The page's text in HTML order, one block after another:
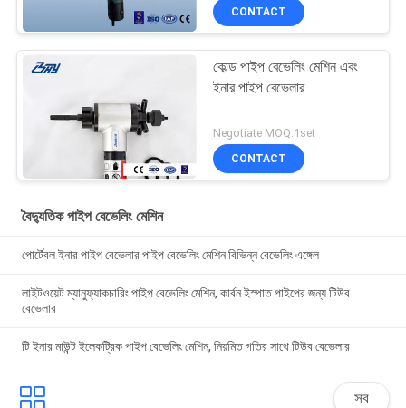
CONTACT
কোল্ড পাইপ বেভেলিং মেশিন এবং
ইনার পাইপ বেভেলার
Negotiate MOQ:1set
CONTACT
বৈদ্যুতিক পাইপ বেভেলিং মেশিন
পোর্টেবল ইনার পাইপ বেভেলার পাইপ বেভেলিং মেশিন বিভিন্ন বেভেলিং এঙ্গেল
লাইটওয়েট ম্যানুফ্যাকচারিং পাইপ বেভেলিং মেশিন, কার্বন ইস্পাত পাইপের জন্য টিউব
বেভেলার
টি ইনার মাউন্ট ইলেকট্রিক পাইপ বেভেলিং মেশিন, নিয়মিত গতির সাথে টিউব বেভেলার
সব